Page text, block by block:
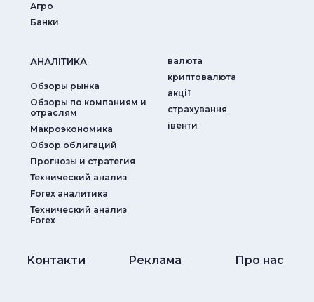
Агро
Банки
АНАЛIТИКА
Обзоры рынка
Обзоры по компаниям и
отраслям
Макроэкономика
Обзор облигаций
Прогнозы и стратегия
Технический анализ
Forex аналитика
Технический анализ
Forex
валюта
криптовалюта
акції
страхування
iвенти
Контакти Реклама Про нас